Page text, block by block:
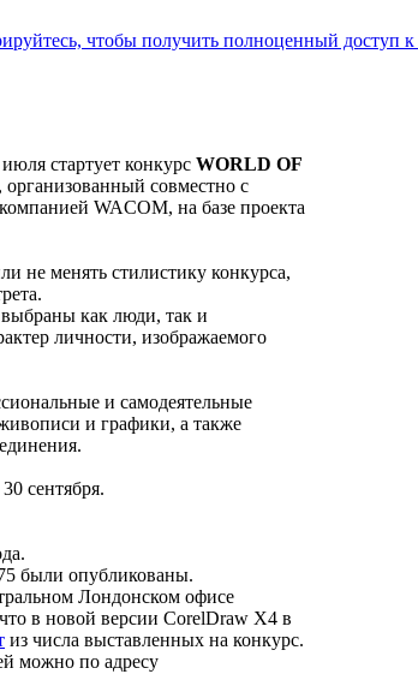
чтобы получить полноценный доступ
стартует конкурс WORLD OF
, организованный совместно с
WACOM, на базе проекта
не менять стилистику конкурса,
выбраны как люди, так и
личности, изображаемого
и самодеятельные
и графики, а также
сентября.
были опубликованы.
Лондонском офисе
в новой версии CorelDraw X4 в
из числа выставленных на конкурс.
можно по адресу